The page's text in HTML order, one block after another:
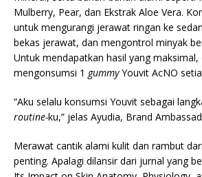
Mulberry, Pear, dan Ekstrak Aloe Vera.
untuk mengurangi jerawat ringan ke
bekas jerawat, dan mengontrol minyak
Untuk mendapatkan hasil yang
mengonsumsi 1 gummyYouvit AcNO
“Aku selalu konsumsi Youvit sebagai
routine-ku,” jelas Ayudia, Brand
Merawat cantik alami kulit dan rambut
penting. Apalagi dilansir dari jurnal yang